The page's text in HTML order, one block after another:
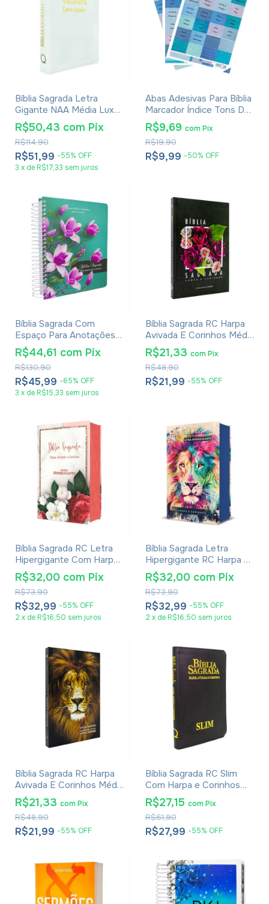
Bíblia Sagrada Letra
Gigante NAA Média Luxo
Com Índice
R$51,99 -55% OFF
R$114,90
R$50,43 com Pix
3 x de R$17,33 sem juros
Abas Adesivas Para Bíblia
Marcador Índice Tons De
Azul Pacote Com 3
R$9,99 -50% OFF
R$19,90
R$9,69 com Pix
Bíblia Sagrada Com
Espaço Para Anotações
Harpa Avivada E Corinhos
Flores Pink
R$45,99 -65% OFF
R$130,90
R$44,61 com Pix
3 x de R$15,33 sem juros
Bíblia Sagrada RC Harpa
Avivada E Corinhos Média
Capa Dura Rosa De Saron
R$21,99 -55% OFF
R$48,90
R$21,33 com Pix
Bíblia Sagrada RC Letra
Hipergigante Com Harpa
Avivada E Corinhos Capa
Dura Flores Realista
R$32,99 -55% OFF
R$73,90
R$32,00 com Pix
2 x de R$16,50 sem juros
Bíblia Sagrada Letra
Hipergigante RC Harpa E
Corinhos Média Capa
Dura Lion Colors
R$32,99 -55% OFF
R$73,90
R$32,00 com Pix
2 x de R$16,50 sem juros
Bíblia Sagrada RC Harpa
Avivada E Corinhos Média
Capa Dura Leão Glória
R$21,99 -55% OFF
R$48,90
R$21,33 comPix
Bíblia Sagrada RC Slim
Com Harpa e Corinhos
Média Luxo Preta
R$27,99 -55% OFF
R$61,90
R$27,15 com Pix